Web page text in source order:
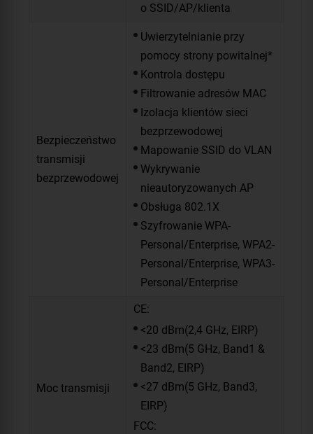
o SSID/AP/klienta
Bezpieczeństwo
transmisji
bezprzewodowej
Uwierzytelnianie przy
pomocy strony powitalnej*
Kontrola dostępu
Filtrowanie adresów MAC
Izolacja klientów sieci
bezprzewodowej
Mapowanie SSID do VLAN
Wykrywanie
nieautoryzowanych AP
Obsługa 802.1X
Szyfrowanie WPA-
Personal/Enterprise, WPA2-
Personal/Enterprise, WPA3-
Personal/Enterprise
Moc transmisji
CE:
<20 dBm(2,4 GHz, EIRP)
<23 dBm(5 GHz, Band1 &
Band2, EIRP)
<27 dBm(5 GHz, Band3,
EIRP)
FCC: